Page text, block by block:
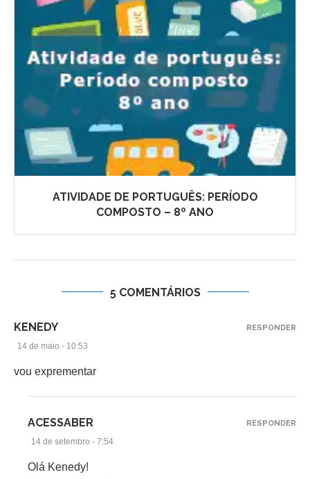
ATIVIDADE DE PORTUGUÊS: PERÍODO
COMPOSTO – 8º ANO
5 COMENTÁRIOS
KENEDY
14 de maio - 10:53
vou exprementar
RESPONDER
ACESSABER
14 de setembro - 7:54
Olá Kenedy!
RESPONDER